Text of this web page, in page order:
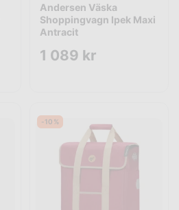
Andersen Väska
Shoppingvagn Ipek Maxi
Antracit
1 089 kr
-10%